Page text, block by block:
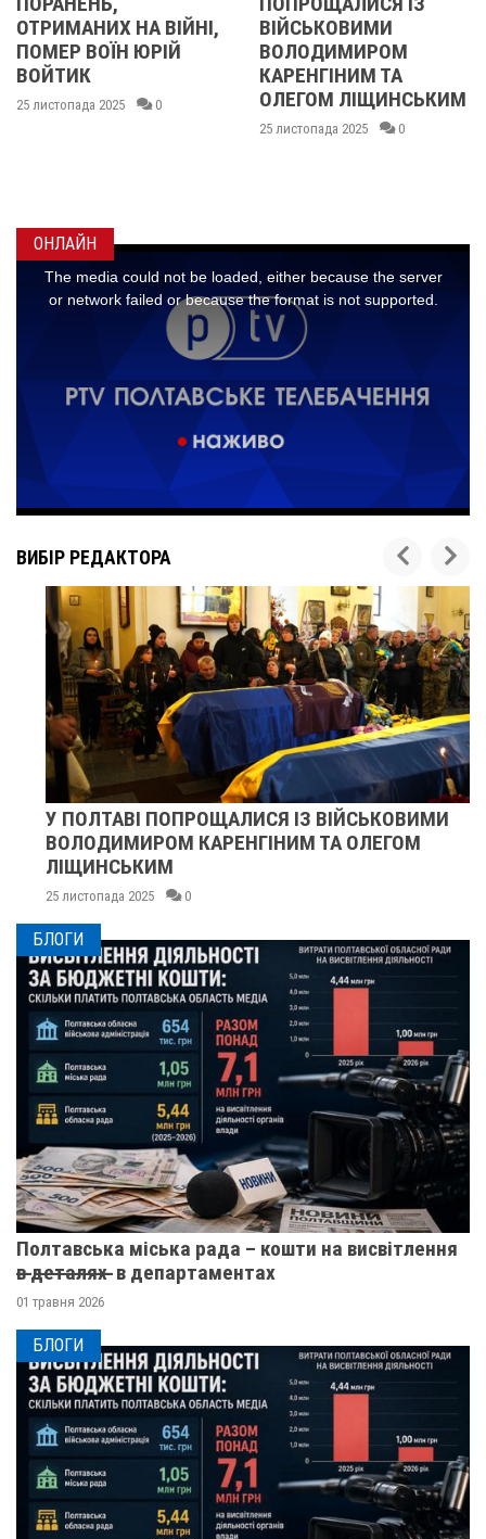
ВІЙНІ,
0
ВІЙСЬКОВИМИ
ВОЛОДИМИРОМ
КАРЕНГІНИМ ТА
ОЛЕГОМ ЛІЩИНСЬКИМ
0
БІЙЦЯМИ
ІВАЩЕНКОМ,
ДМИТРОМ
ОНЛАЙН
ВИБІР РЕДАКТОРА
У ПОЛТАВІ ПОПРОЩАЛИСЯ ІЗ ВІЙСЬКОВИМИ
ВОЛОДИМИРОМ КАРЕНГІНИМ ТА ОЛЕГОМ
ЛІЩИНСЬКИМ
25 листопада 2025 0
БЛОГИ
Полтавська міська рада – кошти на висвітлення
в̶ ̶д̶е̶т̶а̶л̶я̶х̶ ̶ в департаментах
01 травня 2026
БЛОГИ